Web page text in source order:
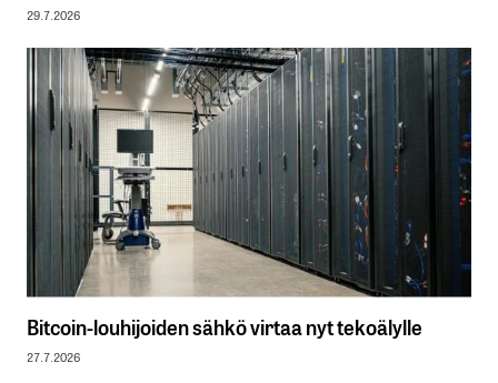
29.7.2026
Bitcoin-louhijoiden sähkö virtaa nyt tekoälylle
27.7.2026